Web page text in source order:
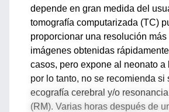
depende en gran medida del
tomografía computarizada (TC)
proporcionar una resolución más
imágenes obtenidas
casos, pero expone al neonato a
por lo tanto, no se recomienda si
ecografía cerebral y/o
(RM). Varias horas después de